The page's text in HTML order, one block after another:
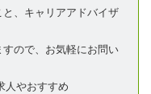
、キャリアアドバイザ
ので、お気軽にお問い
人やおすすめ